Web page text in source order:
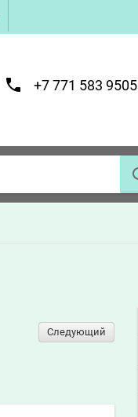
+7 771 583 9505
Следующий